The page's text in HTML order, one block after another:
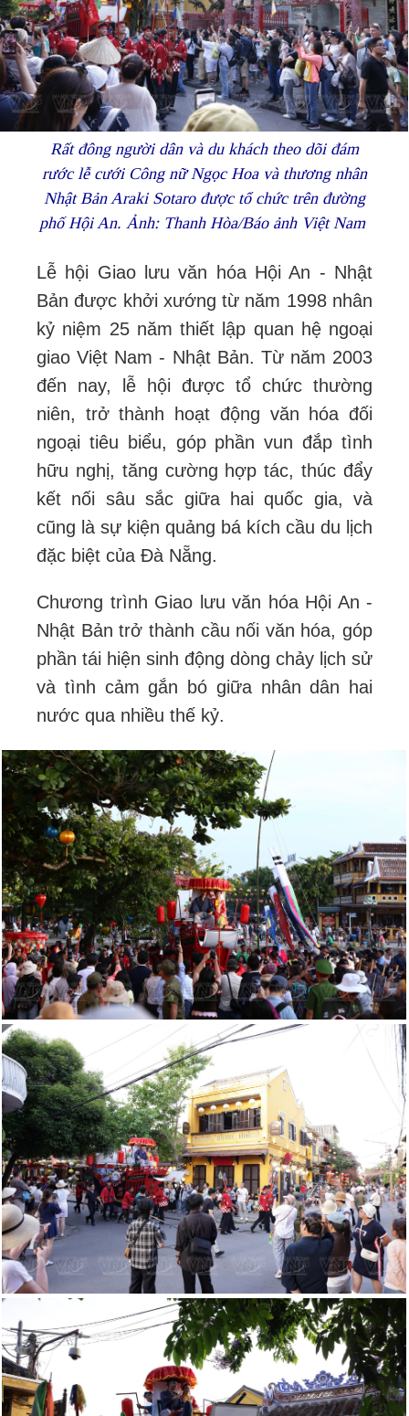
Rất đông người dân và du khách theo dõi đám
rước lễ cưới Công nữ Ngọc Hoa và thương nhân
Nhật Bản Araki Sotaro được tổ chức trên đường
phố Hội An. Ảnh: Thanh Hòa/Báo ảnh Việt Nam
Lễ hội Giao lưu văn hóa Hội An - Nhật
Bản được khởi xướng từ năm 1998 nhân
kỷ niệm 25 năm thiết lập quan hệ ngoại
giao Việt Nam - Nhật Bản. Từ năm 2003
đến nay, lễ hội được tổ chức thường
niên, trở thành hoạt động văn hóa đối
ngoại tiêu biểu, góp phần vun đắp tình
hữu nghị, tăng cường hợp tác, thúc đẩy
kết nối sâu sắc giữa hai quốc gia, và
cũng là sự kiện quảng bá kích cầu du lịch
đặc biệt của Đà Nẵng.
Chương trình Giao lưu văn hóa Hội An -
Nhật Bản trở thành cầu nối văn hóa, góp
phần tái hiện sinh động dòng chảy lịch sử
và tình cảm gắn bó giữa nhân dân hai
nước qua nhiều thế kỷ.